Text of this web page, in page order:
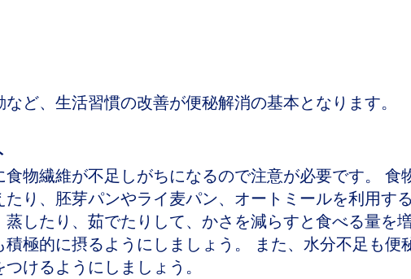
ど、生活習慣の改善が便秘解消の基本となります。
物繊維が不足しがちになるので注意が必要です。 食
り、胚芽パンやライ麦パン、オートミールを利用す
したり、茹でたりして、かさを減らすと食べる量を
極的に摂るようにしましょう。 また、水分不足も便
けるようにしましょう。